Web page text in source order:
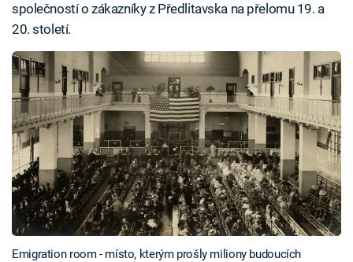
společností o zákazníky z Předlitavska na přelomu 19. a
20. století.
Emigration room - místo, kterým prošly miliony budoucích